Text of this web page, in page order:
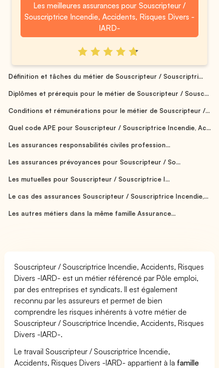
Les meilleures assurances pour Souscripteur /
Souscriptrice Incendie, Accidents, Risques Divers -
IARD-
Définition et tâches du métier de Souscripteur / Souscriptri...
Diplômes et prérequis pour le métier de Souscripteur / Sousc...
Conditions et rémunérations pour le métier de Souscripteur /...
Quel code APE pour Souscripteur / Souscriptrice Incendie, Ac...
Les assurances responsabilités civiles profession...
Les assurances prévoyances pour Souscripteur / So...
Les mutuelles pour Souscripteur / Souscriptrice I...
Le cas des assurances Souscripteur / Souscriptrice Incendie,...
Les autres métiers dans la même famille Assurance...
Souscripteur / Souscriptrice Incendie, Accidents, Risques
Divers -IARD- est un métier référencé par Pôle emploi,
par des entreprises et syndicats. Il est également
reconnu par les assureurs et permet de bien
comprendre les risques inhérents à votre métier de
Souscripteur / Souscriptrice Incendie, Accidents, Risques
Divers -IARD-.
Le travail Souscripteur / Souscriptrice Incendie,
Accidents, Risques Divers -IARD- appartient à la famille